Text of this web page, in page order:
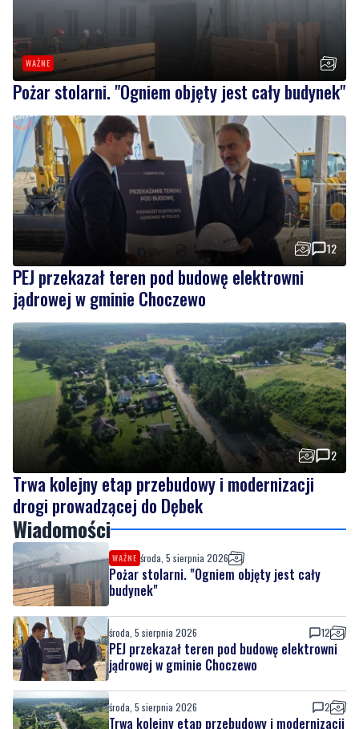
Pożar stolarni. "Ogniem objęty jest cały budynek"
12
PEJ przekazał teren pod budowę elektrowni
jądrowej w gminie Choczewo
2
Trwa kolejny etap przebudowy i modernizacji
drogi prowadzącej do Dębek
Wiadomości
WAŻNE środa, 5 sierpnia 2026
Pożar stolarni. "Ogniem objęty jest cały
budynek"
środa, 5 sierpnia 2026
PEJ przekazał teren pod budowę elektrowni
środa, 5 sierpnia 2026 2
Trwa kolejny etap przebudowy i modernizacji
środa, 5 sierpnia 2026 8